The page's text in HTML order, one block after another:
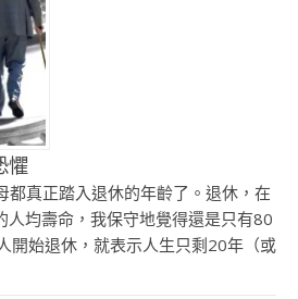
懼
都真正踏入退休的年齡了。退休，在
均壽命，我保守地覺得還是只有80
開始退休，就表示人生只剩20年（或